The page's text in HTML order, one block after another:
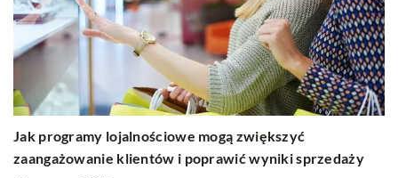
Jak programy lojalnościowe mogą zwiększyć
zaangażowanie klientów i poprawić wyniki sprzedaży